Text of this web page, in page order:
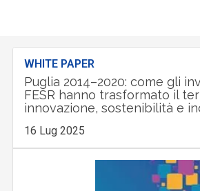
WHITE PAPER
Puglia 2014–2020: come gli
FESR hanno trasformato il
innovazione, sostenibilità e
16 Lug 2025